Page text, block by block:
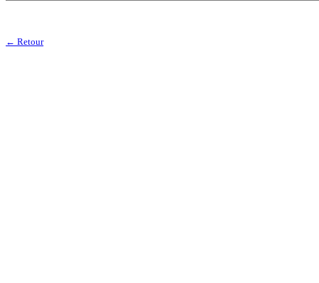
← Retour